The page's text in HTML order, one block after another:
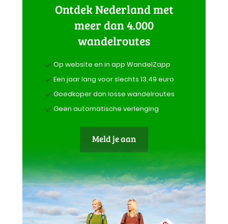
Ontdek Nederland met
meer dan 4.000
wandelroutes
Op website en in app WandelZapp
Een jaar lang voor slechts 13,49 euro
Goedkoper dan losse wandelroutes
Geen automatische verlenging
Meld je aan